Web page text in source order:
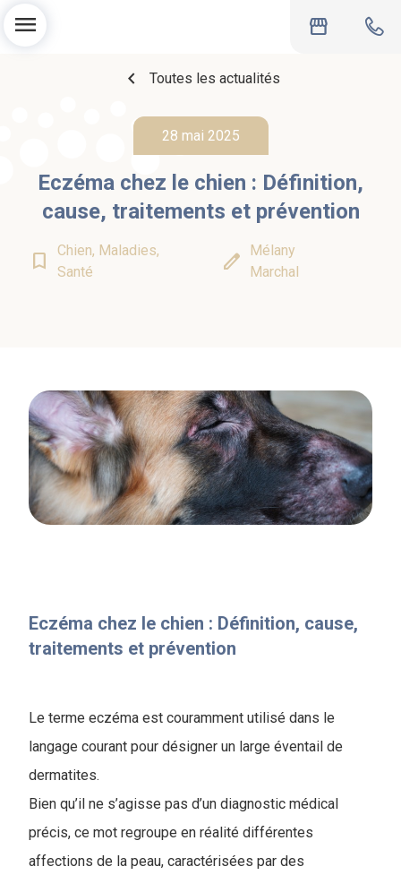
storefront
menu
chevron_left Toutes les actualités
28 mai 2025
Eczéma chez le chien : Définition,
cause, traitements et prévention
bookmark_border
Chien, Maladies,
Santé
edit
Mélany
Marchal
Eczéma chez le chien : Définition, cause,
traitements et prévention
Le terme eczéma est couramment utilisé dans le
langage courant pour désigner un large éventail de
dermatites.
Bien qu’il ne s’agisse pas d’un diagnostic médical
précis, ce mot regroupe en réalité différentes
affections de la peau, caractérisées par des